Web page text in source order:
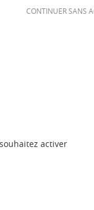
activer
CONTINUER SANS
de